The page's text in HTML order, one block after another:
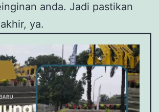
anda. Jadi pastikan
ya.